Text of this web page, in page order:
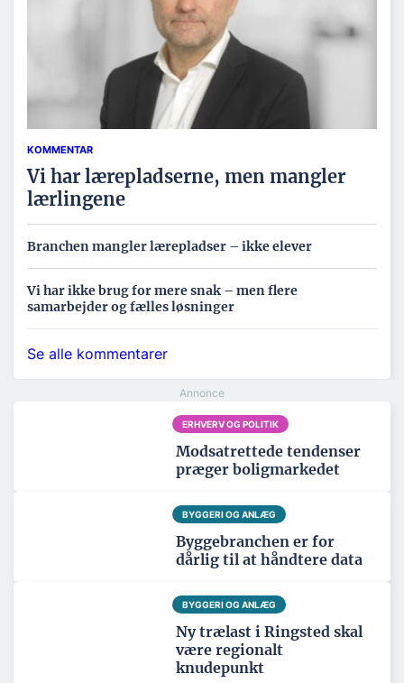
KOMMENTAR
Vi har lærepladserne, men mangler
lærlingene
Branchen mangler lærepladser – ikke elever
Vi har ikke brug for mere snak – men flere
samarbejder og fælles løsninger
Se alle kommentarer
ERHVERV OG POLITIK
Modsatrettede tendenser
præger boligmarkedet
BYGGERI OG ANLÆG
Byggebranchen er for
dårlig til at håndtere data
BYGGERI OG ANLÆG
Ny trælast i Ringsted skal
være regionalt
knudepunkt